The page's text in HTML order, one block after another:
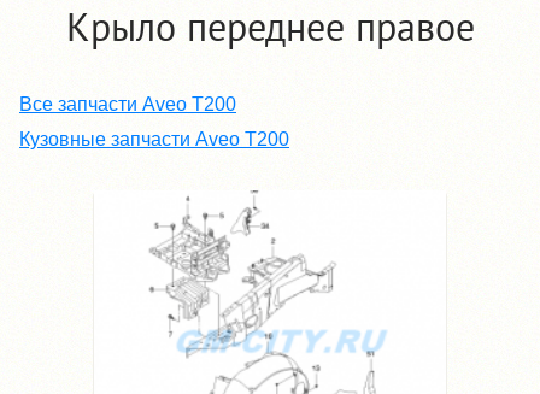
Крыло переднее правое
Все запчасти Aveo T200
Кузовные запчасти Aveo T200